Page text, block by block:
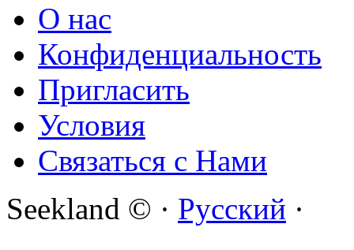
О нас
Конфиденциальность
Пригласить
Условия
Связаться с Нами
Seekland © · Русский ·